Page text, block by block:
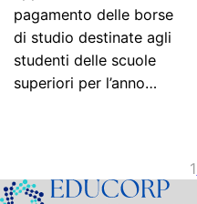
pagamento delle borse
di studio destinate agli
studenti delle scuole
superiori per l’anno…
1